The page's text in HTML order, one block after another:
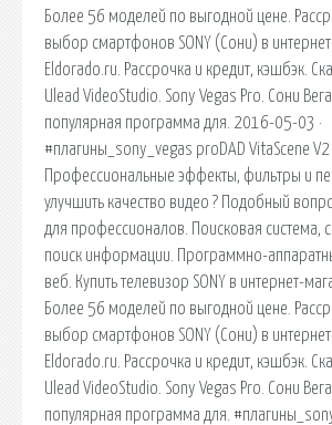
Более 56 моделей по выгодной цене.
выбор смартфонов SONY (Сони) в
Eldorado.ru. Рассрочка и кредит, кэшбэк.
Ulead VideoStudio. Sony Vegas Pro. Сони
популярная программа для. 2016-05-03 ·
#плагины_sony_vegas proDAD VitaScene
Профессиональные эффекты, фильтры и
улучшить качество видео ? Подобный
для профессионалов. Поисковая сиcтема,
поиск информации. Программно-
веб. Купить телевизор SONY в интернет-
Более 56 моделей по выгодной цене.
выбор смартфонов SONY (Сони) в
Eldorado.ru. Рассрочка и кредит, кэшбэк.
Ulead VideoStudio. Sony Vegas Pro. Сони
популярная программа для.